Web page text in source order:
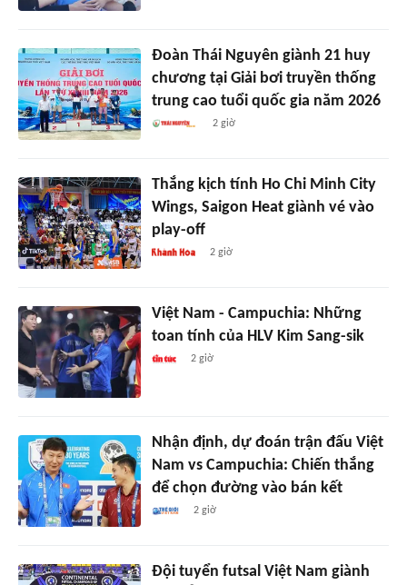
Đoàn Thái Nguyên giành 21 huy
chương tại Giải bơi truyền thống
trung cao tuổi quốc gia năm 2026
2 giờ
Thắng kịch tính Ho Chi Minh City
Wings, Saigon Heat giành vé vào
play-off
2 giờ
Việt Nam - Campuchia: Những
toan tính của HLV Kim Sang-sik
2 giờ
Nhận định, dự đoán trận đấu Việt
Nam vs Campuchia: Chiến thắng
để chọn đường vào bán kết
2 giờ
Đội tuyển futsal Việt Nam giành